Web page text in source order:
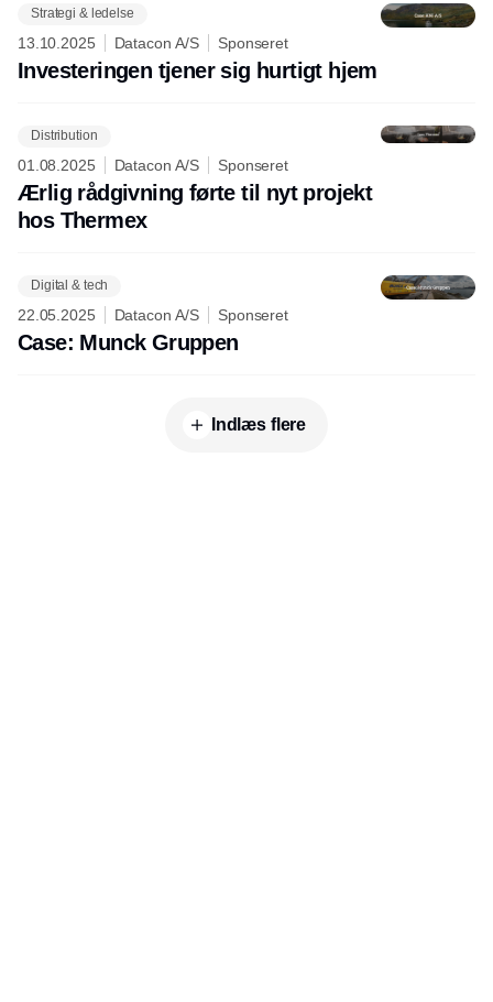
Strategi & ledelse
13.10.2025 Datacon A/S Sponseret
Investeringen tjener sig hurtigt hjem
Distribution
01.08.2025 Datacon A/S Sponseret
Ærlig rådgivning førte til nyt projekt
hos Thermex
Digital & tech
22.05.2025 Datacon A/S Sponseret
Case: Munck Gruppen
Indlæs flere